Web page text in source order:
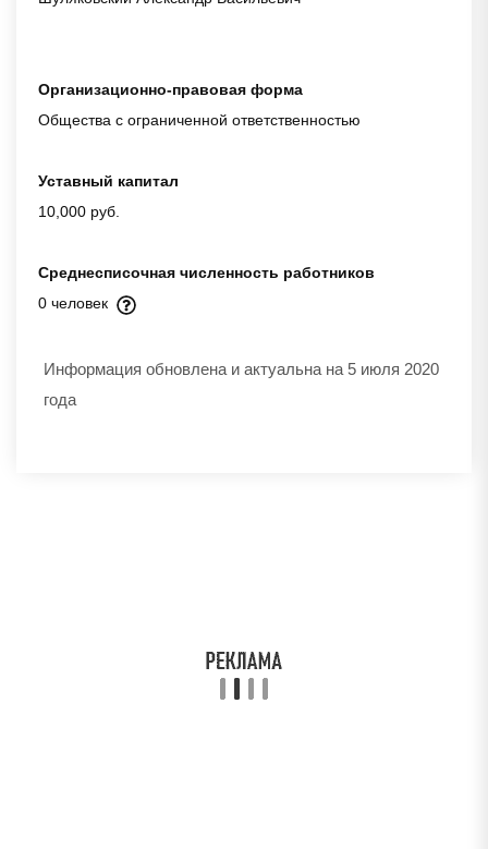
Организационно-правовая форма
Общества с ограниченной ответственностью
Уставный капитал
10,000 руб.
Среднесписочная численность работников
0 человек
Информация обновлена и актуальна на 5 июля 2020
года